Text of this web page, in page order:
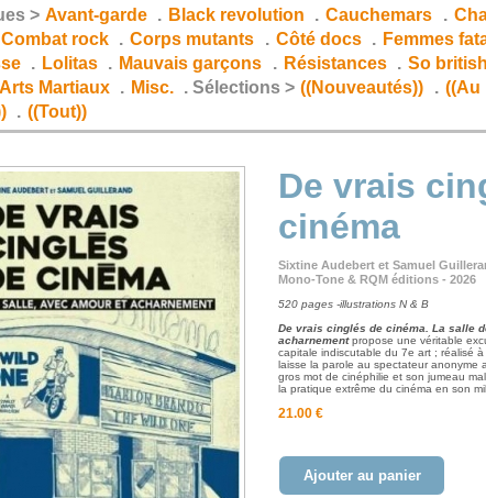
> Avant-garde . Black revolution . Cauchemars .
Combat rock . Corps mutants . Côté docs . Femmes
. Lolitas . Mauvais garçons . Résistances . So british
Martiaux . Misc. .Sélections > ((Nouveautés)) . ((Au
. ((Tout))
De vrais
cinéma
Sixtine Audebert et Samuel
Mono-Tone & RQM éditions - 2026
520 pages -illustrations N & B
De vrais cinglés de cinéma. La salle
acharnementpropose une véritable
capitale indiscutable du 7e art ; réalisé
laisse la parole au spectateur anonyme
gros mot de cinéphilie et son jumeau
la pratique extrême du cinéma en son
21.00 €
Ajouter au panier